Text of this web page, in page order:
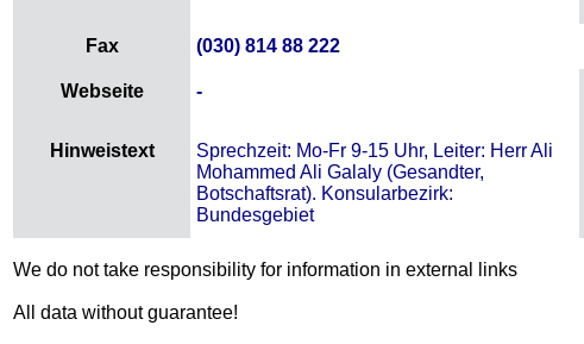
Fax (030) 814 88 222
Webseite -
Hinweistext
Sprechzeit: Mo-Fr 9-15 Uhr, Leiter: Herr Ali
Mohammed Ali Galaly (Gesandter,
Botschaftsrat). Konsularbezirk:
Bundesgebiet
We do not take responsibility for information in external links
All data without guarantee!